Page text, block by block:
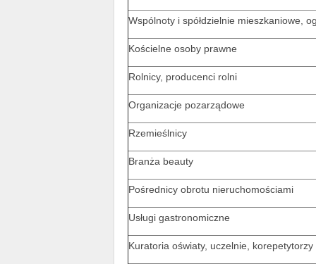
Wspólnoty i spółdzielnie mieszkaniowe,
Kościelne osoby prawne
Rolnicy, producenci rolni
Organizacje pozarządowe
Rzemieślnicy
Branża beauty
Pośrednicy obrotu nieruchomościami
Usługi gastronomiczne
Kuratoria oświaty, uczelnie, korepetytorzy